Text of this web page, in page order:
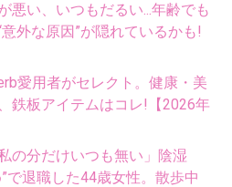
悪い、いつもだるい...年齢でも
外な原因”が隠れているかも!
愛用者がセレクト。健康・美
鉄板アイテムはコレ!【2026年
の分だけいつも無い」陰湿
で退職した44歳女性。散歩中